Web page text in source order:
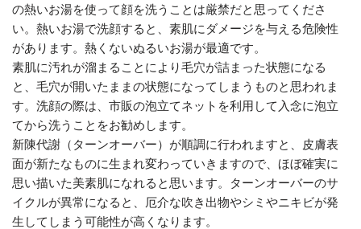
の熱いお湯を使って顔を洗うことは厳禁だと思ってくださ
い。熱いお湯で洗顔すると、素肌にダメージを与える危険性
があります。熱くないぬるいお湯が最適です。
素肌に汚れが溜まることにより毛穴が詰まった状態になる
と、毛穴が開いたままの状態になってしまうものと思われま
す。洗顔の際は、市販の泡立てネットを利用して入念に泡立
てから洗うことをお勧めします。
新陳代謝（ターンオーバー）が順調に行われますと、皮膚表
面が新たなものに生まれ変わっていきますので、ほぼ確実に
思い描いた美素肌になれると思います。ターンオーバーのサ
イクルが異常になると、厄介な吹き出物やシミやニキビが発
生してしまう可能性が高くなります。